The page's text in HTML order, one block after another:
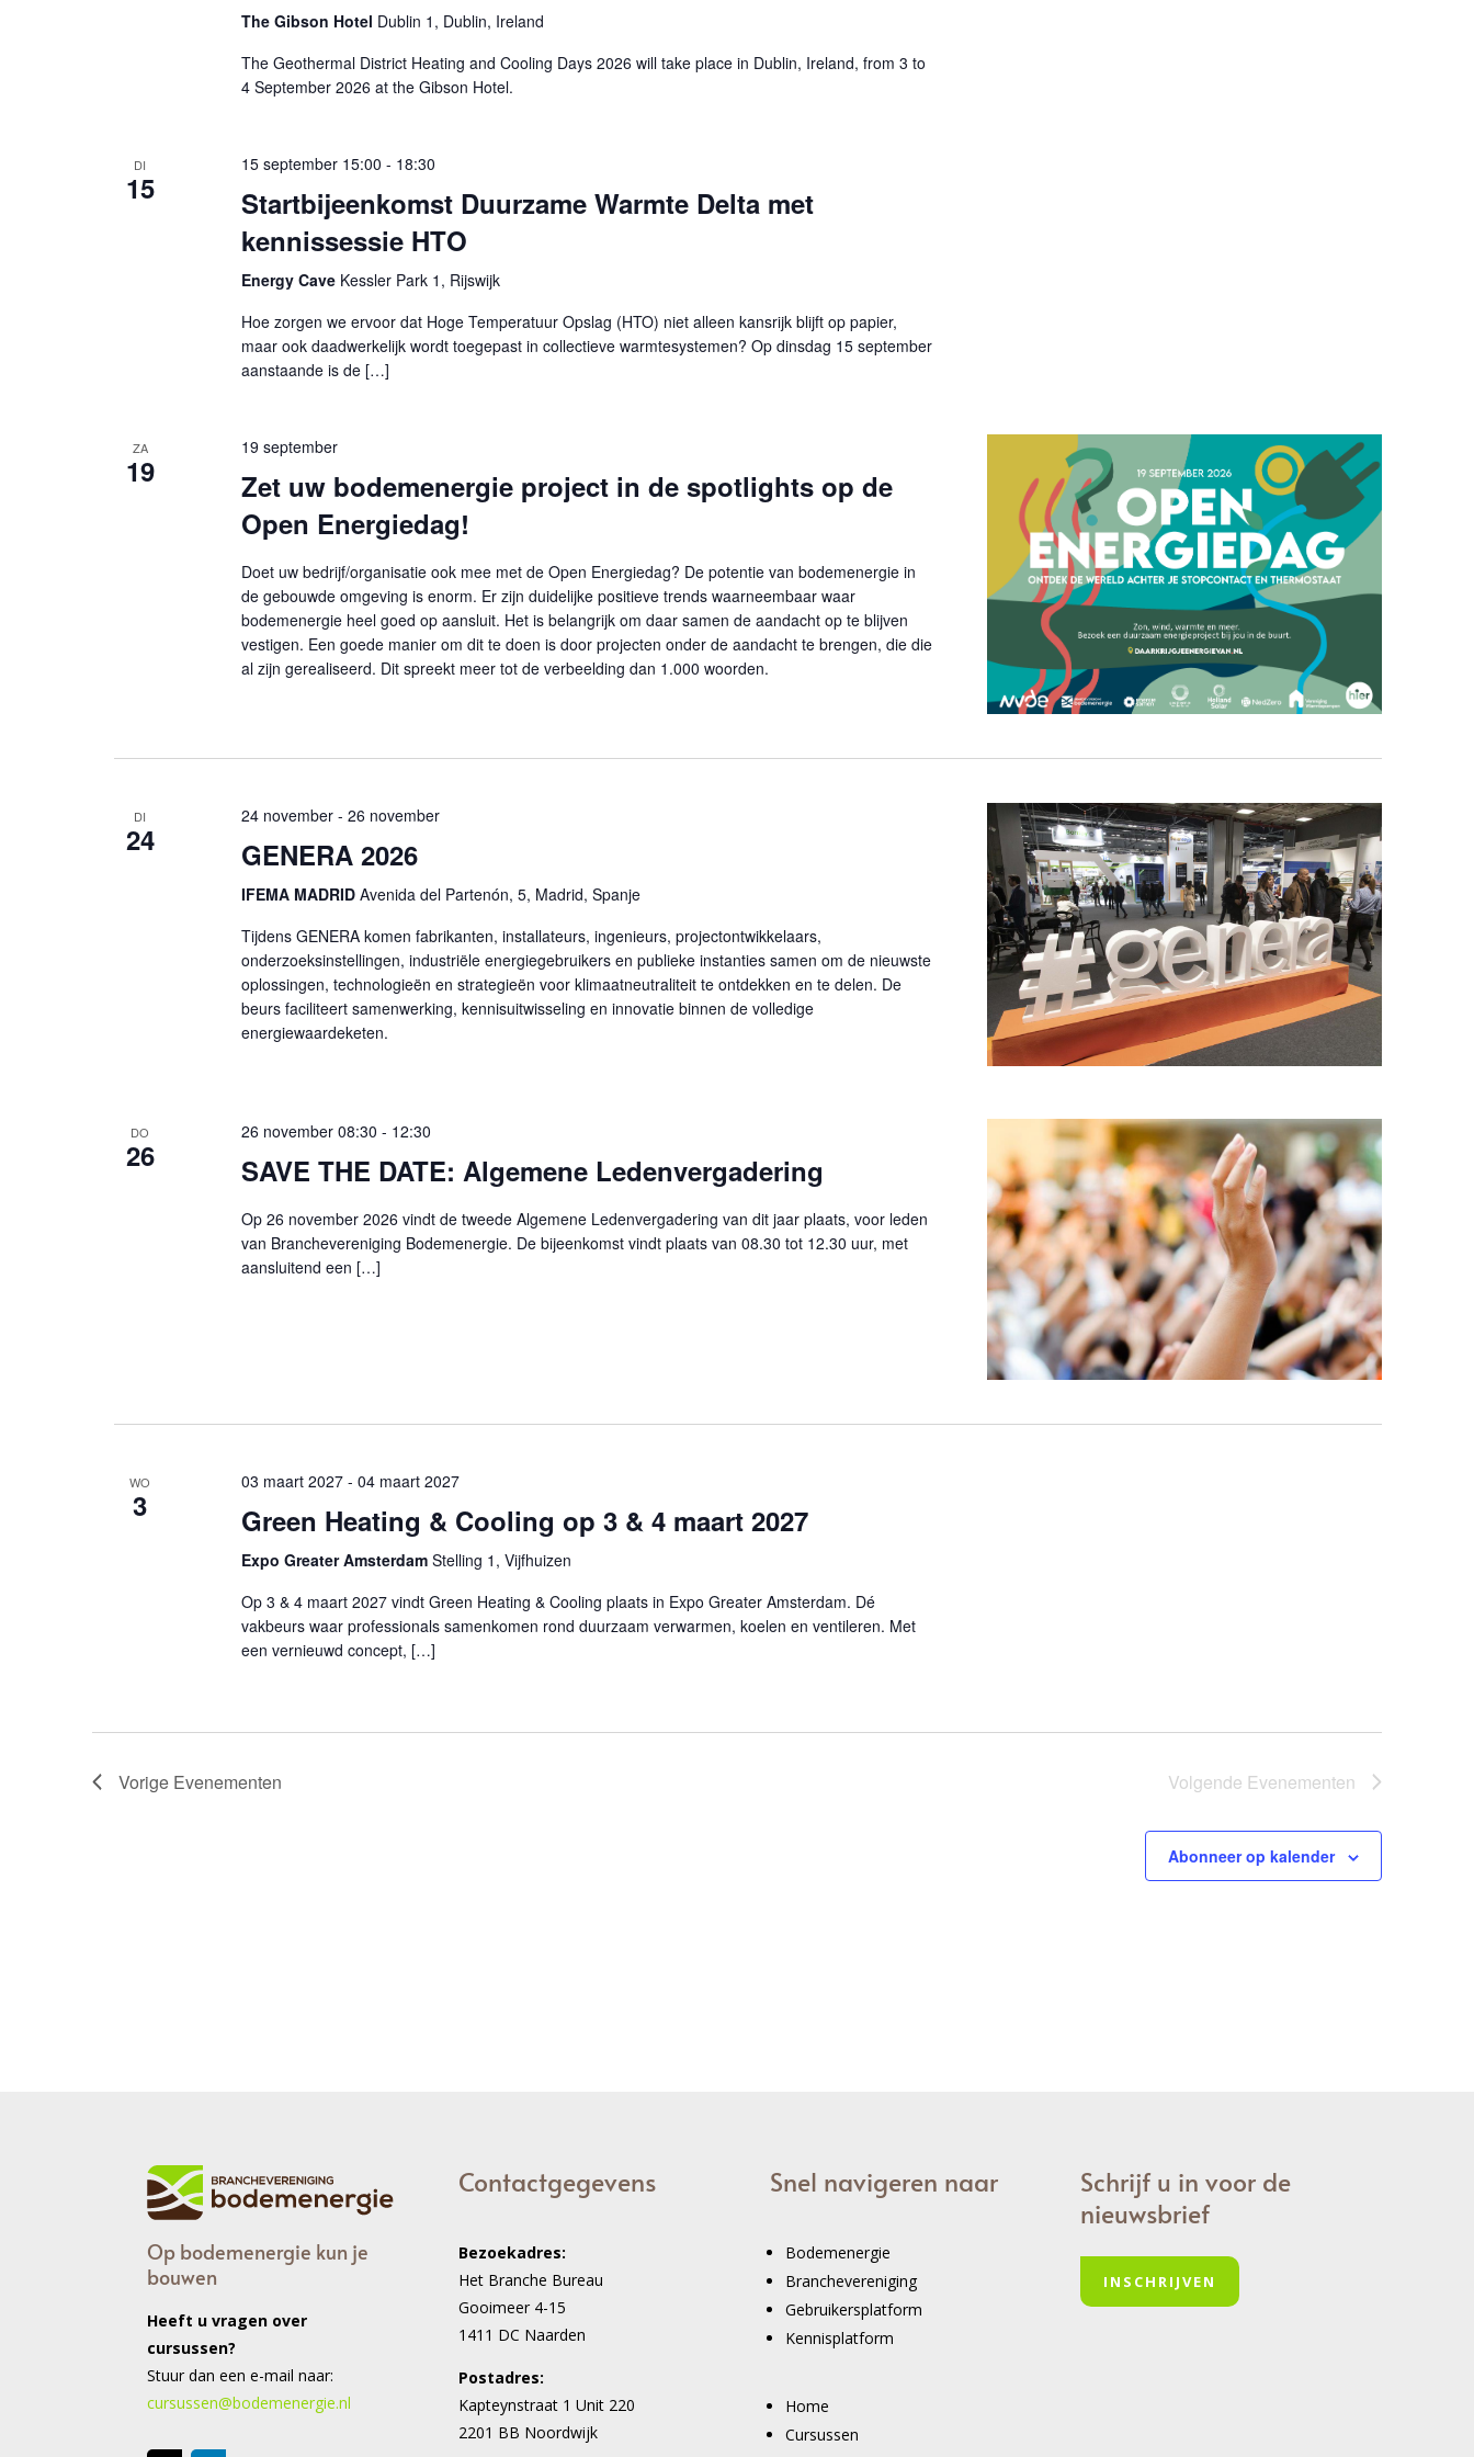
The Gibson Hotel Dublin 1, Dublin, Ireland
The Geothermal District Heating and Cooling Days 2026 will take place in Dublin, Ireland, from 3 to
4 September 2026 at the Gibson Hotel.
DI
15
15 september 15:00 - 18:30
Startbijeenkomst Duurzame Warmte Delta met
kennissessie HTO
Energy Cave Kessler Park 1, Rijswijk
Hoe zorgen we ervoor dat Hoge Temperatuur Opslag (HTO) niet alleen kansrijk blijft op papier,
maar ook daadwerkelijk wordt toegepast in collectieve warmtesystemen? Op dinsdag 15 september
aanstaande is de […]
ZA
19
19 september
Zet uw bodemenergie project in de spotlights op de
Open Energiedag!
Doet uw bedrijf/organisatie ook mee met de Open Energiedag? De potentie van bodemenergie in
de gebouwde omgeving is enorm. Er zijn duidelijke positieve trends waarneembaar waar
bodemenergie heel goed op aansluit. Het is belangrijk om daar samen de aandacht op te blijven
vestigen. Een goede manier om dit te doen is door projecten onder de aandacht te brengen, die die
al zijn gerealiseerd. Dit spreekt meer tot de verbeelding dan 1.000 woorden.
DI
24
24 november- 26 november
GENERA 2026
IFEMA MADRID Avenida del Partenón, 5, Madrid, Spanje
Tijdens GENERA komen fabrikanten, installateurs, ingenieurs, projectontwikkelaars,
onderzoeksinstellingen, industriële energiegebruikers en publieke instanties samen om de nieuwste
oplossingen, technologieën en strategieën voor klimaatneutraliteit te ontdekken en te delen. De
beurs faciliteert samenwerking, kennisuitwisseling en innovatie binnen de volledige
energiewaardeketen.
DO
26
26 november 08:30 - 12:30
SAVE THE DATE: Algemene Ledenvergadering
Op 26 november 2026 vindt de tweede Algemene Ledenvergadering van dit jaar plaats, voor leden
van Branchevereniging Bodemenergie. De bijeenkomst vindt plaats van 08.30 tot 12.30 uur, met
aansluitend een […]
WO
3
03 maart 2027- 04 maart 2027
Green Heating & Cooling op 3 & 4 maart 2027
Expo Greater Amsterdam Stelling 1, Vijfhuizen
Op 3 & 4 maart 2027 vindt Green Heating & Cooling plaats in Expo Greater Amsterdam. Dé
vakbeurs waar professionals samenkomen rond duurzaam verwarmen, koelen en ventileren. Met
een vernieuwd concept, […]
Vorige Evenementen Volgende Evenementen
Abonneer op kalender
Op bodemenergie kun je
bouwen
Heeft u vragen over
cursussen?
Stuur dan een e-mail naar:
cursussen@bodemenergie.nl
Contactgegevens
Bezoekadres:
Het Branche Bureau
Gooimeer 4-15
1411 DC Naarden
Postadres:
Kapteynstraat 1 Unit 220
2201 BB Noordwijk
Snel navigeren naar
Bodemenergie
Branchevereniging
Gebruikersplatform
Kennisplatform
Home
Cursussen
Schrijf u in voor de
nieuwsbrief
INSCHRIJVEN